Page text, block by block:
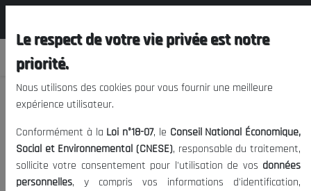
Nous vous prions de nous
excuser, mais l'accès à ce
contenu est restreint.
Le respect de votre vie privée est notre
priorité.
Nous utilisons des cookies pour vous fournir une meilleure
expérience utilisateur.
Conformément à la Loi n°18-07, le Conseil National Économique,
Social et Environnemental (CNESE), responsable du traitement,
sollicite votre consentement pour l'utilisation de vos données
personnelles, y compris vos informations d'identification,